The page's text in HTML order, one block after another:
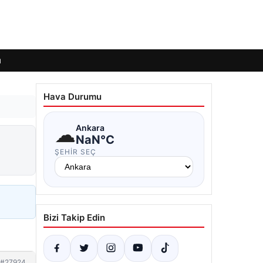
Hava Durumu
☁Ankara
NaN°C
ŞEHIR SEÇ
Bizi Takip Edin